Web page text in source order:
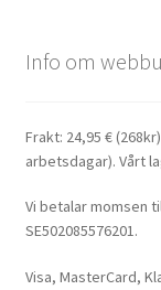
Info om
Frakt: 24,95 €
arbetsdagar). Vårt
Vi betalar momsen
SE502085576201.
Visa, MasterCard,